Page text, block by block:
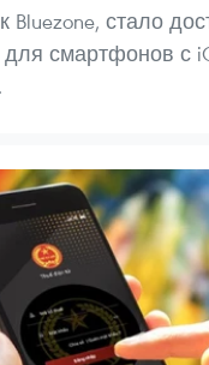
Bluezone, стало
для смартфонов с